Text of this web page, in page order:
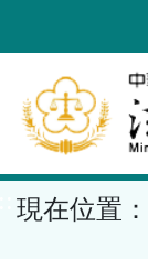
到
要
內
容
區
現在位置：